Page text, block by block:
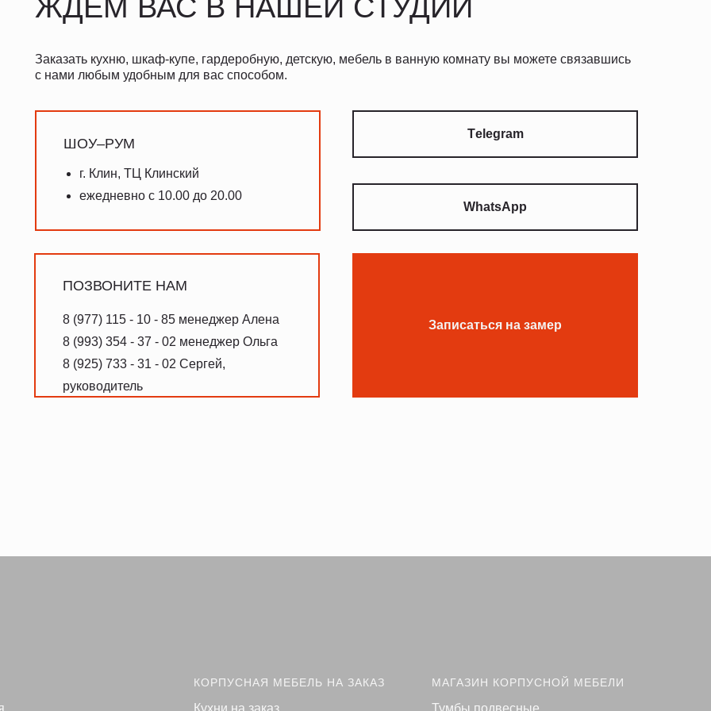
ПОЗВОНИТЕ НАМ
8 (977) 115 - 10 - 85 менеджер Алена
8 (993) 354 - 37 - 02 менеджер Ольга
8 (925) 733 - 31 - 02 Сергей,
руководитель
ШОУ–РУМ
г. Клин, ТЦ Клинский
ежедневно с 10.00 до 20.00
ЖДЕМ ВАС В НАШЕЙ СТУДИИ
Заказать кухню, шкаф-купе, гардеробную, детскую, мебель в ванную комнату вы можете связавшись
с нами любым удобным для вас способом.
Тelegram
WhatsApp
Записаться на замер
КОРПУСНАЯ МЕБЕЛЬ НА ЗАКАЗ МАГАЗИН КОРПУСНОЙ МЕБЕЛИ